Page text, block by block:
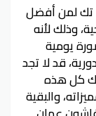
لمن أفضل
وذلك لأنه
يومية
قد لا تجد
كل هذه
والبقية